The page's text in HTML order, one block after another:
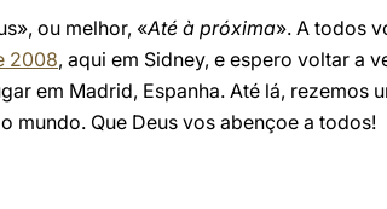
ou melhor, «Até à próxima». A todos
2008, aqui em Sidney, e espero voltar a
em Madrid, Espanha. Até lá, rezemos
mundo. Que Deus vos abençoe a todos!